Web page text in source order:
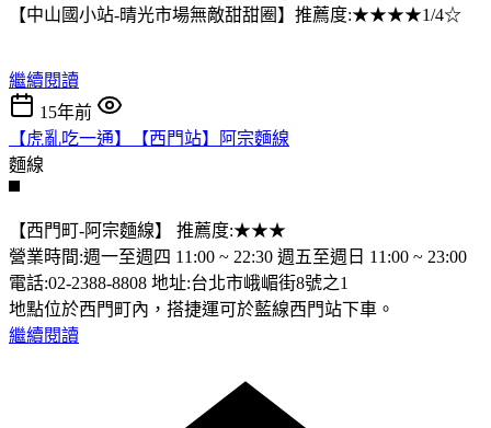
【中山國小站-晴光市場無敵甜甜圈】推薦度:★★★★1/4☆
繼續閱讀
15年前
【虎亂吃一通】【西門站】阿宗麵線
麵線
【西門町-阿宗麵線】 推薦度:★★★
營業時間:週一至週四 11:00 ~ 22:30 週五至週日 11:00 ~ 23:00
電話:02-2388-8808 地址:台北市峨嵋街8號之1
地點位於西門町內，搭捷運可於藍線西門站下車。
繼續閱讀